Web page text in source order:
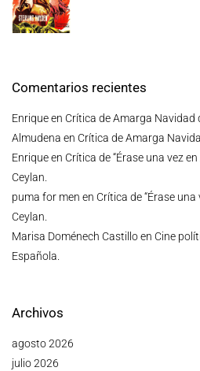
Comentarios recientes
Enriqueen Crítica de Amarga Navidad
Almudena en Crítica de Amarga
Enriqueen Crítica de “Érase una vez
Ceylan.
puma for men en Crítica de “Érase
Ceylan.
Marisa Doménech Castilloen Cine
Española.
Archivos
agosto 2026
julio 2026